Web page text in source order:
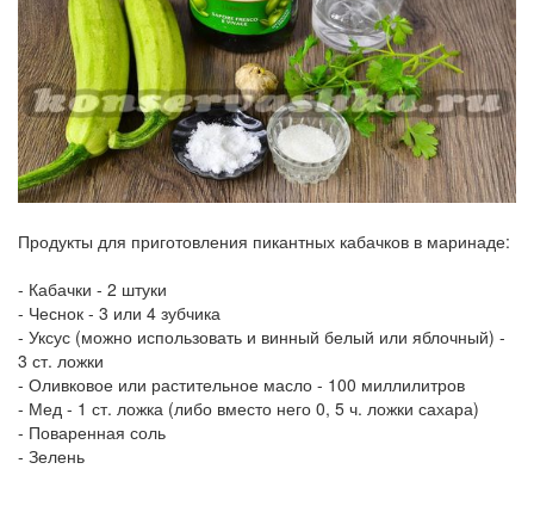
Продукты для приготовления пикантных кабачков в маринаде:
- Кабачки - 2 штуки
- Чеснок - 3 или 4 зубчика
- Уксус (можно использовать и винный белый или яблочный) -
3 ст. ложки
- Оливковое или растительное масло - 100 миллилитров
- Мед - 1 ст. ложка (либо вместо него 0, 5 ч. ложки сахара)
- Поваренная соль
- Зелень